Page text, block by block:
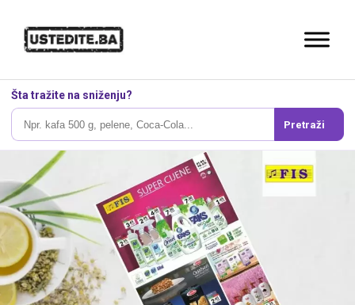
Šta tražite na sniženju?
Pretraži